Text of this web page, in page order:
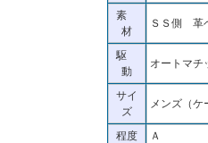
素
材
ＳＳ側 革
駆
動
オートマチ
サイ
ズ
メンズ（ケ
程度 Ａ